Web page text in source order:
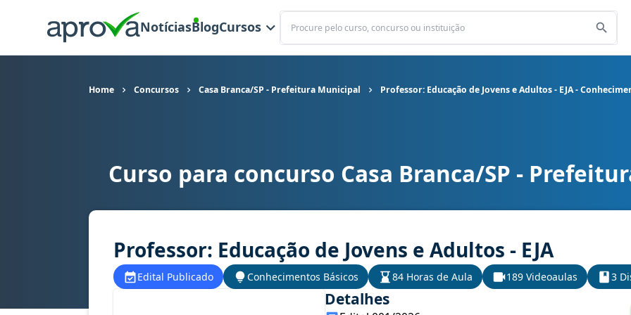
NotíciasBlogCursos
Buscar
Home Concursos Casa Branca/SP - Prefeitura Municipal Professor: Educação de Jovens e Adultos - EJA -
Curso para concurso Casa Branca/SP - Prefeitura Municipal cargo Professor: Educação de Jovens e Adultos - EJA -
Curso para concurso Casa Branca/SP -
Professor: Educação de Jovens e Adultos - EJA
Edital Publicado Conhecimentos Básicos 84 Horas de Aula 189 Videoaulas 3
Detalhes